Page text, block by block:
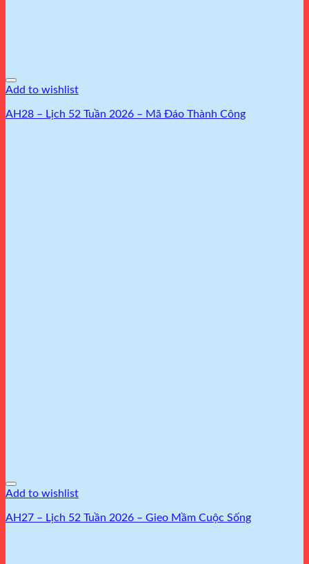
Add to wishlist
AH28 – Lịch 52 Tuần 2026 – Mã Đáo Thành Công
Add to wishlist
AH27 – Lịch 52 Tuần 2026 – Gieo Mầm Cuộc Sống